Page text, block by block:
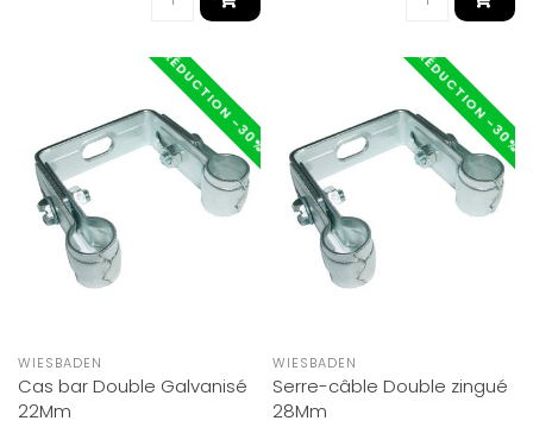
RÉDUCTION -30%
WIESBADEN
Cas bar Double Galvanisé
22Mm
RÉDUCTION -30%
WIESBADEN
Serre-câble Double zingué
28Mm